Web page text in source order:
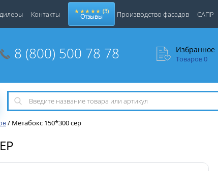
Контакты ★★★★★ (3)
Отзывы Производство фасадов САПР
8 (800) 500 78 78 Избранное
Товаров0
/ Метабокс 150*300 сер